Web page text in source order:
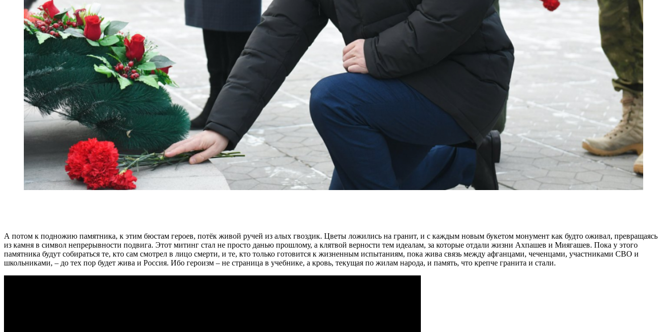
А потом к подножию памятника, к этим бюстам героев, потёк живой ручей из алых гвоздик. Цветы ложились на гранит, и с каждым новым букетом монумент как будто оживал, превращаясь
из камня в символ непрерывности подвига. Этот митинг стал не просто данью прошлому, а клятвой верности тем идеалам, за которые отдали жизни Ахпашев и Миягашев. Пока у этого
памятника будут собираться те, кто сам смотрел в лицо смерти, и те, кто только готовится к жизненным испытаниям, пока жива связь между афганцами, чеченцами, участниками СВО и
школьниками, – до тех пор будет жива и Россия. Ибо героизм – не страница в учебнике, а кровь, текущая по жилам народа, и память, что крепче гранита и стали.